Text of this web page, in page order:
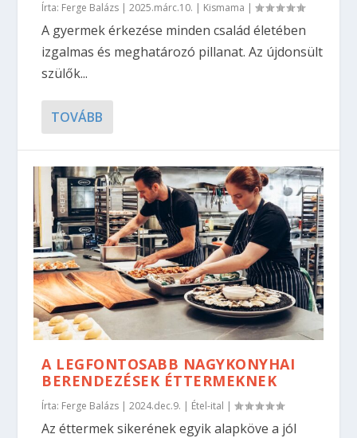
Írta: Ferge Balázs |2025.márc.10. | Kismama |
A gyermek érkezése minden család életében
izgalmas és meghatározó pillanat. Az újdonsült
szülők...
TOVÁBB
A LEGFONTOSABB NAGYKONYHAI
BERENDEZÉSEK ÉTTERMEKNEK
Írta: Ferge Balázs |2024.dec.9. | Étel-ital |
Az éttermek sikerének egyik alapköve a jól